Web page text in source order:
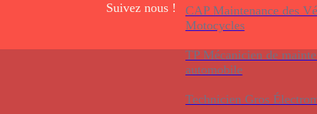
CAP Maintenance des
Motocycles
TP Mécanicien de
automobile
Technicien Gros
Suivez nous !